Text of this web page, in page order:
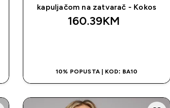
kapuljačom na zatvarač - Kokos
160.39KM‎
10% POPUSTA | KOD: BA10